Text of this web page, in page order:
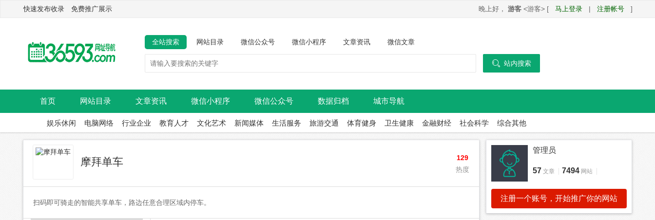
快速发布收录 免费推广展示 晚上好， 游客 <游客> [ 马上登录 | 注册帐号 ]
全站搜索 网站目录 微信公众号 微信小程序 文章资讯 微信文章
 站内搜索
首页 网站目录 文章资讯 微信小程序 微信公众号 数据归档 城市导航
娱乐休闲 电脑网络 行业企业 教育人才 文化艺术 新闻媒体 生活服务 旅游交通 体育健身 卫生健康 金融财经 社会科学 综合其他
摩拜单车
129
热度
扫码即可骑走的智能共享单车，路边任意合理区域内停车。
管理员
57 文章 7494 网站
注册一个账号，开始推广你的网站